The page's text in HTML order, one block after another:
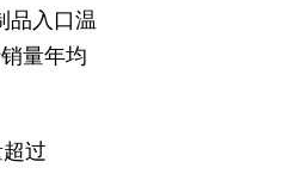
品入口温
量年均
过